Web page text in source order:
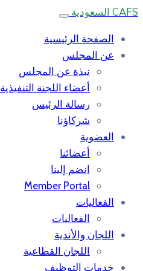
CAFS السعودية
الصفحة الرئيسية
عن المجلس
نبذة عن المجلس
أعضاء اللجنة التنفيذية
رسالة الرئيس
شركاؤنا
العضوية
أعضائنا
انضم إلينا
Member Portal
الفعاليات
الفعاليات
اللجان والأندية
اللجان القطاعية
خدمات التوظيف